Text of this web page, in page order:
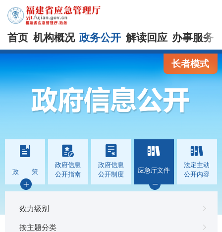
首页 机构概况 政务公开 解读回应 办事服务
长者模式
政 策
政府信息
公开指南
政府信息
公开制度
应急厅文件
效力级别
按主题分类
法定主动
公开内容